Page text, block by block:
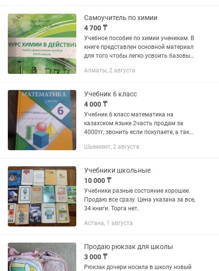
Самоучитель по химии
4 700 ₸
Учебное пособие по химии ученикам. В
книге представлен основной материал
для того чтобы легко усвоить базовые
не только в 7 и 8 классе, но и в
Алматы, 2 августа
Учебник 6 класс
4 000 ₸
Учебник 6 класс математика на
казахском языке 2часть продам за
4000тг, звонить если покупаете, а так
хорошая почти новая .
Шымкент, 2 августа
Учебники школьные
10 000 ₸
Учебники разные состояние хорошее.
Продаю все сразу. Цена указана за все,
34 книги. Торга нет.
Астана, 1 августа
Продаю рюкзак для школы
3 000 ₸
Рюкзак дочери носила в школу новый